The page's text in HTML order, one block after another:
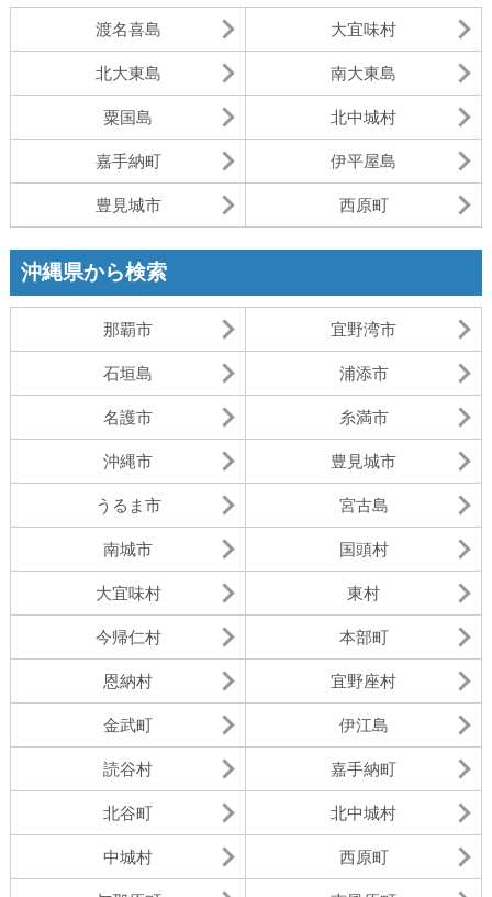
渡名喜島 大宜味村
北大東島 南大東島
粟国島 北中城村
嘉手納町 伊平屋島
豊見城市 西原町
沖縄県から検索
那覇市 宜野湾市
石垣島 浦添市
名護市 糸満市
沖縄市 豊見城市
うるま市 宮古島
南城市 国頭村
大宜味村 東村
今帰仁村 本部町
恩納村 宜野座村
金武町 伊江島
読谷村 嘉手納町
北谷町 北中城村
中城村 西原町